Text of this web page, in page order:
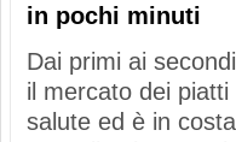
in pochi minuti
Dai primi ai
il mercato dei
salute ed è in